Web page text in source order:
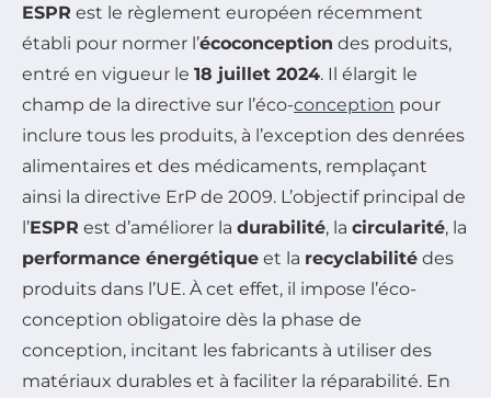
ESPR est le règlement européen récemment
établi pour normer l’écoconception des produits,
entré en vigueur le 18 juillet 2024. Il élargit le
champ de la directive sur l’éco-conception pour
inclure tous les produits, à l’exception des denrées
alimentaires et des médicaments, remplaçant
ainsi la directive ErP de 2009. L’objectif principal de
l’ESPR est d’améliorer la durabilité, la circularité, la
performance énergétique et la recyclabilité des
produits dans l’UE. À cet effet, il impose l’éco-
conception obligatoire dès la phase de
conception, incitant les fabricants à utiliser des
matériaux durables et à faciliter la réparabilité. En